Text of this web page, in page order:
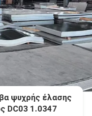
ψυχρής έλασης
DC03 1.0347